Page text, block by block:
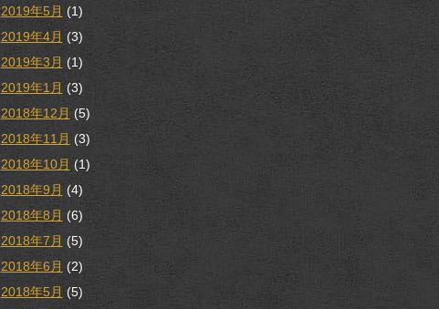
2019年5月 (1)
2019年4月 (3)
2019年3月(1)
2019年1月 (3)
2018年12月 (5)
2018年11月 (3)
2018年10月 (1)
2018年9月 (4)
2018年8月 (6)
2018年7月 (5)
2018年6月 (2)
2018年5月 (5)